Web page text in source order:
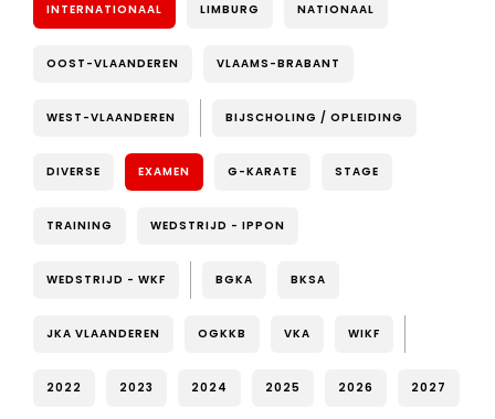
INTERNATIONAAL LIMBURG NATIONAAL
OOST-VLAANDEREN VLAAMS-BRABANT
WEST-VLAANDEREN BIJSCHOLING / OPLEIDING
DIVERSE EXAMEN G-KARATE STAGE
TRAINING WEDSTRIJD - IPPON
WEDSTRIJD - WKF BGKA BKSA
JKA VLAANDEREN OGKKB VKA WIKF
2022 2023 2024 2025 2026 2027